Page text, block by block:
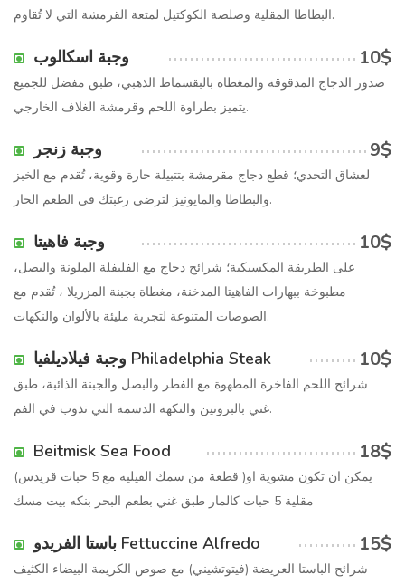
البطاطا المقلية وصلصة الكوكتيل لمتعة القرمشة التي لا تُقاوم.
وجبة اسكالوب 10$
صدور الدجاج المدقوقة والمغطاة بالبقسماط الذهبي، طبق مفضل للجميع
يتميز بطراوة اللحم وقرمشة الغلاف الخارجي.
وجبة زنجر 9$
لعشاق التحدي؛ قطع دجاج مقرمشة بتتبيلة حارة وقوية، تُقدم مع الخبز
والبطاطا والمايونيز لترضي رغبتك في الطعم الحار.
وجبة فاهيتا 10$
على الطريقة المكسيكية؛ شرائح دجاج مع الفليفلة الملونة والبصل،
مطبوخة ببهارات الفاهيتا المدخنة، مغطاة بجبنة المزريلا ، تُقدم مع
الصوصات المتنوعة لتجربة مليئة بالألوان والنكهات.
وجبة فيلاديلفيا Philadelphia Steak 10$
شرائح اللحم الفاخرة المطهوة مع الفطر والبصل والجبنة الذائبة، طبق
غني بالبروتين والنكهة الدسمة التي تذوب في الفم.
Beitmisk Sea Food 18$
(قطعة من سمك الفيليه مع 5 حبات قريدس )يمكن ان تكون مشوية او
مقلية 5 حبات كالمار طبق غني بطعم البحر بنكه بيت مسك
باستا الفريدو Fettuccine Alfredo 15$
شرائح الباستا العريضة (فيتوتشيني) مع صوص الكريمة البيضاء الكثيف